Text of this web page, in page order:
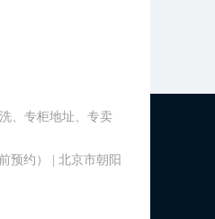
、专柜地址、专卖
预约） | 北京市朝阳